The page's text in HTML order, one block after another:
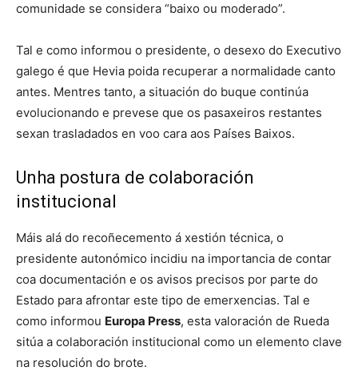
comunidade se considera “baixo ou moderado”.
Tal e como informou o presidente, o desexo do Executivo
galego é que Hevia poida recuperar a normalidade canto
antes. Mentres tanto, a situación do buque continúa
evolucionando e prevese que os pasaxeiros restantes
sexan trasladados en voo cara aos Países Baixos.
Unha postura de colaboración
institucional
Máis alá do recoñecemento á xestión técnica, o
presidente autonómico incidiu na importancia de contar
coa documentación e os avisos precisos por parte do
Estado para afrontar este tipo de emerxencias. Tal e
como informou Europa Press, esta valoración de Rueda
sitúa a colaboración institucional como un elemento clave
na resolución do brote.